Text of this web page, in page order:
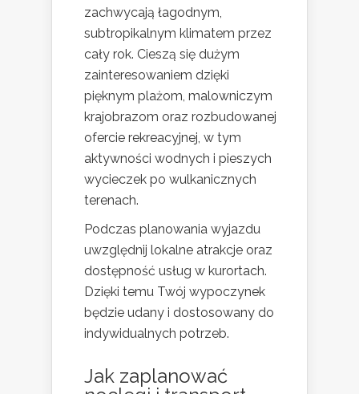
zachwycają łagodnym,
subtropikalnym klimatem przez
cały rok. Cieszą się dużym
zainteresowaniem dzięki
pięknym plażom, malowniczym
krajobrazom oraz rozbudowanej
ofercie rekreacyjnej, w tym
aktywności wodnych i pieszych
wycieczek po wulkanicznych
terenach.
Podczas planowania wyjazdu
uwzględnij lokalne atrakcje oraz
dostępność usług w kurortach.
Dzięki temu Twój wypoczynek
będzie udany i dostosowany do
indywidualnych potrzeb.
Jak zaplanować